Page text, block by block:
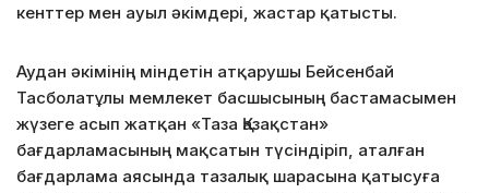
кенттер мен ауыл әкімдері, жастар қатысты.
Аудан әкімінің міндетін атқарушы Бейсенбай
Тасболатұлы мемлекет басшысының бастамасымен
жүзеге асып жатқан «Таза Қазақстан»
бағдарламасының мақсатын түсіндіріп, аталған
бағдарлама аясында тазалық шарасына қатысуға